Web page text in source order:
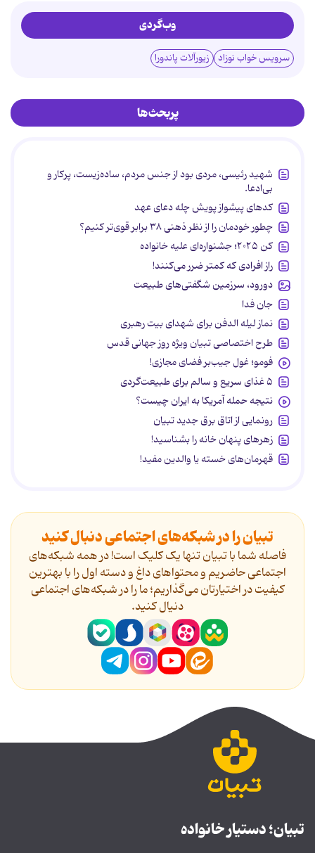
وب‌گردی
سرویس خواب نوزاد زیورآلات پاندورا
پربحث‌ها
شهید رئیسی، مردی بود از جنس مردم، ساده‌زیست، پرکار و
بی‌ادعا.
کدهای پیشواز پویش چله دعای عهد
چطور خودمان را از نظر ذهنی ۳۸ برابر قوی‌تر کنیم؟
کن ۲۰۲۵؛ جشنواره‌ای علیه خانواده
راز افرادی که کمتر ضرر می‌کنند!
دورود، سرزمین شگفتی‌های طبیعت
جان فدا
نماز لیله الدفن برای شهدای بیت رهبری
طرح اختصاصی تبیان ویژه روز جهانی قدس
فومو؛ غول جیب‌بر فضای مجازی!
۵ غذای سریع و سالم برای طبیعت‌گردی
نتیجه حمله آمریکا به ایران چیست؟
رونمایی از اتاق برق جدید تبیان
زهرهای پنهان خانه را بشناسید!
قهرمان‌های خسته یا والدین مفید!
تبیان را در شبکه‌های اجتماعی دنبال کنید
فاصله شما با تبیان تنها یک کلیک است! در همه شبکه‌های
اجتماعی حاضریم و محتواهای داغ و دسته اول را با بهترین
کیفیت در اختیارتان می‌گذاریم؛ ما را در شبکه‌های اجتماعی
دنیال کنید.
تبیان؛ دستیار خانواده